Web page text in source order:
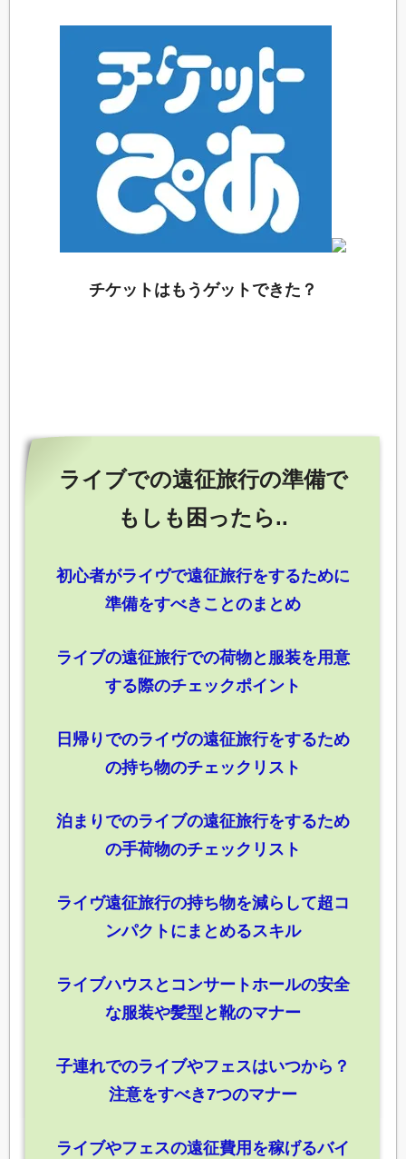
チケットはもうゲットできた？
ライブでの遠征旅行の準備で
もしも困ったら..
初心者がライヴで遠征旅行をするために
準備をすべきことのまとめ
ライブの遠征旅行での荷物と服装を用意
する際のチェックポイント
日帰りでのライヴの遠征旅行をするため
の持ち物のチェックリスト
泊まりでのライブの遠征旅行をするため
の手荷物のチェックリスト
ライヴ遠征旅行の持ち物を減らして超コ
ンパクトにまとめるスキル
ライブハウスとコンサートホールの安全
な服装や髪型と靴のマナー
子連れでのライブやフェスはいつから？
注意をすべき7つのマナー
ライブやフェスの遠征費用を稼げるバイ